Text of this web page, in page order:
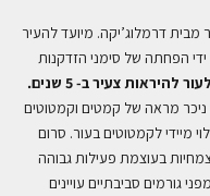
מבית דרמלוג’יקה. מיועד להעיר
הפחתה של סימני הזדקנות
צעיר ב- 5 שנים.
מראה של קמטים וקמטוטים
מיידי לקמטוטים בעור. סרום
בעוצמת פעילות גבוהה
גורמים סביבתיים עויינים